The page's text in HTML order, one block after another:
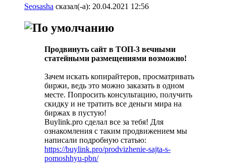
Seosasha сказал(-а): 20.04.2021 12:56
Продвинуть сайт в ТОП-3 вечными
статейными размещениями возможно!
Зачем искать копирайтеров, просматривать
биржи, ведь это можно заказать в одном
месте. Попросить консультацию, получить
скидку и не тратить все деньги мира на
биржах в пустую!
Buylink.pro сделал все за тебя! Для
ознакомления с таким продвижением мы
написали подробную статью:
https://buylink.pro/prodvizhenie-sajta-s-
pomoshhyu-pbn/